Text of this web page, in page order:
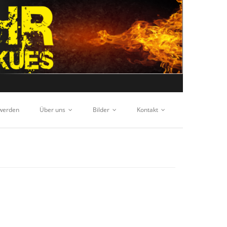
Über uns Bilder Kontakt